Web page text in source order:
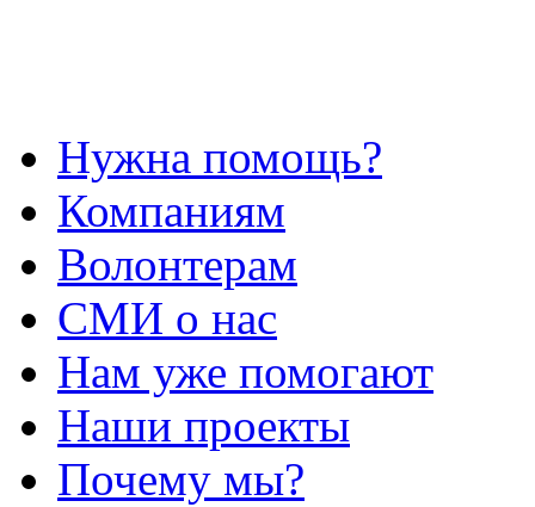
Нужна помощь?
Компаниям
Волонтерам
СМИ о нас
Нам уже помогают
Наши проекты
Почему мы?